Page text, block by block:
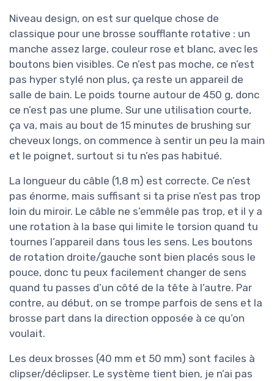
Niveau design, on est sur quelque chose de
classique pour une brosse soufflante rotative : un
manche assez large, couleur rose et blanc, avec les
boutons bien visibles. Ce n’est pas moche, ce n’est
pas hyper stylé non plus, ça reste un appareil de
salle de bain. Le poids tourne autour de 450 g, donc
ce n’est pas une plume. Sur une utilisation courte,
ça va, mais au bout de 15 minutes de brushing sur
cheveux longs, on commence à sentir un peu la main
et le poignet, surtout si tu n’es pas habitué.
La longueur du câble (1,8 m) est correcte. Ce n’est
pas énorme, mais suffisant si ta prise n’est pas trop
loin du miroir. Le câble ne s’emmêle pas trop, et il y a
une rotation à la base qui limite le torsion quand tu
tournes l’appareil dans tous les sens. Les boutons
de rotation droite/gauche sont bien placés sous le
pouce, donc tu peux facilement changer de sens
quand tu passes d’un côté de la tête à l’autre. Par
contre, au début, on se trompe parfois de sens et la
brosse part dans la direction opposée à ce qu’on
voulait.
Les deux brosses (40 mm et 50 mm) sont faciles à
clipser/déclipser. Le système tient bien, je n’ai pas